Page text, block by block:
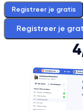
Registreer je gratis
Registreer je